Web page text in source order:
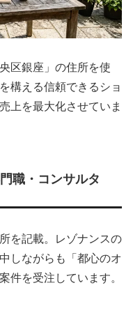
区銀座」の住所を使
構える信頼できるショ
上を最大化させていま
職・コンサルタ
を記載。レゾナンスの
しながらも「都心のオ
件を受注しています。